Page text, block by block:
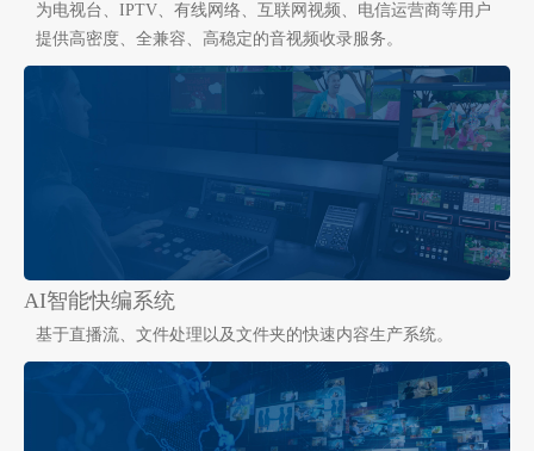
为电视台、IPTV、有线网络、互联网视频、电信运营商等用户
提供高密度、全兼容、高稳定的音视频收录服务。
AI智能快编系统
基于直播流、文件处理以及文件夹的快速内容生产系统。